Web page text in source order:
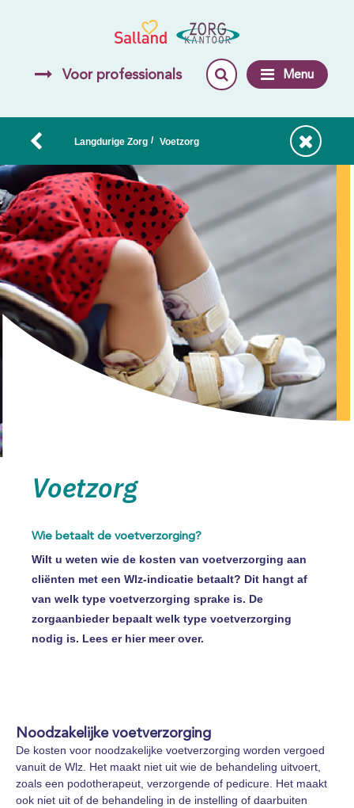
Voor professionals Menu
Langdurige Zorg / Voetzorg
Voetzorg
Wie betaalt de voetverzorging?
Wilt u weten wie de kosten van voetverzorging aan
cliënten met een Wlz-indicatie betaalt? Dit hangt af
van welk type voetverzorging sprake is. De
zorgaanbieder bepaalt welk type voetverzorging
nodig is. Lees er hier meer over.
Noodzakelijke voetverzorging
De kosten voor noodzakelijke voetverzorging worden vergoed
vanuit de Wlz. Het maakt niet uit wie de behandeling uitvoert,
zoals een podotherapeut, verzorgende of pedicure. Het maakt
ook niet uit of de behandeling in de instelling of daarbuiten